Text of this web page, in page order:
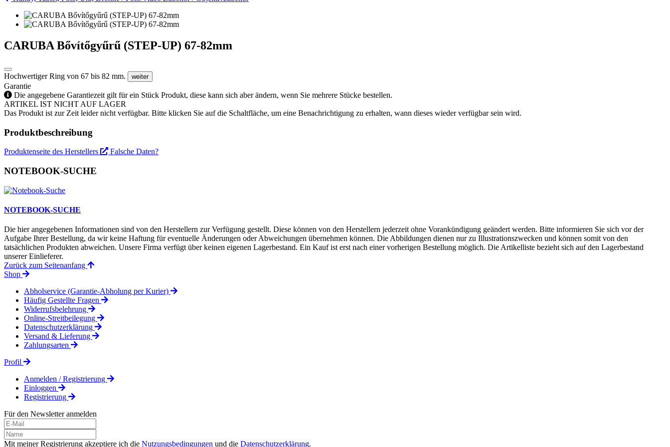
CARUBA Bővítőgyűrű (STEP-UP) 67-82mm
Hochwertiger Ring von 67 bis 82 mm. weiter
Garantie
Die angegebene Garantiezeit gilt für ein Stück Produkt, diese kann sich aber ändern, wenn Sie mehrere Stücke bestellen.
ARTIKEL IST NICHT AUF LAGER
Das Produkt ist zur Zeit leider nicht verfügbar. Bitte klicken Sie auf die Schaltfläche, um eine Benachrichtigung zu erhalten, wann dieses wieder verfügbar sein wird.
Produktbeschreibung
Produktenseite des Herstellers Falsche Daten?
NOTEBOOK-SUCHE
NOTEBOOK-SUCHE
Die hier angegebenen Informationen sind von den Herstellern zur Verfügung gestellt. Diese können von den Herstellern jederzeit ohne Vorankündigung geändert werden. Bitte informieren Sie sich vor der
Aufgabe Ihrer Bestellung, da wir keine Haftung für eventuelle Änderungen oder Abweichungen übernehmen können. Die Abbildungen dienen nur zu Illustrationszwecken und können somit von den
tatsächlichen Produkten abweichen. Unsere Firma verfügt über keinen eigenen Lagerbestand. Ein Kauf ist erst nach einer vorherigen Bestellung möglich. Die Artikelliste bezieht sich auf den Lagerbestand
unserer Einlieferer.
Zurück zum Seitenanfang
Shop
Abholservice (Garantie-Abholung per Kurier)
Häufig Gestellte Fragen
Widerrufsbelehrung
Online-Streitbeilegung
Datenschutzerklärung
Versand & Lieferung
Zahlungsarten
Profil
Anmelden / Registrierung
Einloggen
Registrierung
Für den Newsletter anmelden
Mit meiner Registrierung akzeptiere ich die Nutzungsbedingungen und die Datenschutzerklärung.